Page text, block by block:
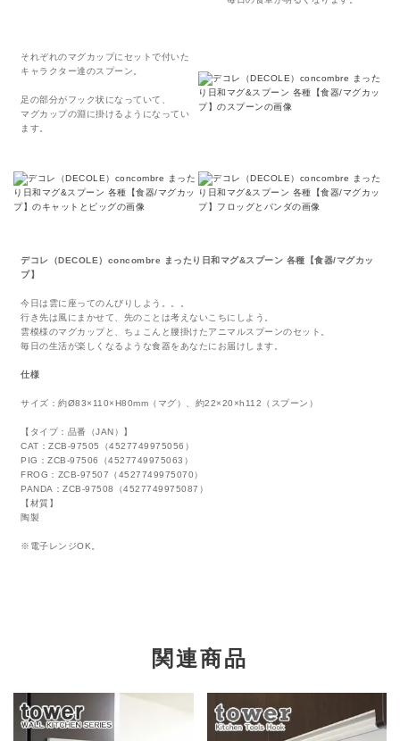
それぞれのマグカップにセットで付いた
キャラクター達のスプーン。
足の部分がフック状になっていて、
マグカップの淵に掛けるようになってい
ます。
デコレ（DECOLE）concombre まったり日和マグ&スプーン 各種【食器/マグカッ
プ】
今日は雲に座ってのんびりしよう。。。
行き先は風にまかせて、先のことは考えないこちにしよう。
雲模様のマグカップと、ちょこんと腰掛けたアニマルスプーンのセット。
毎日の生活が楽しくなるような食器をあなたにお届けします。
仕様
サイズ：約Ø83×110×H80mm（マグ）、約22×20×h112（スプーン）
【タイプ：品番（JAN）】
CAT：ZCB-97505（4527749975056）
PIG：ZCB-97506（4527749975063）
FROG：ZCB-97507（4527749975070）
PANDA：ZCB-97508（4527749975087）
【材質】
陶製
※電子レンジOK。
関連商品